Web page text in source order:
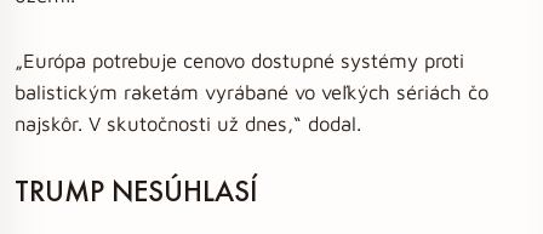
„Európa potrebuje cenovo dostupné systémy proti
balistickým raketám vyrábané vo veľkých sériách čo
najskôr. V skutočnosti už dnes,“ dodal.
TRUMP NESÚHLASÍ